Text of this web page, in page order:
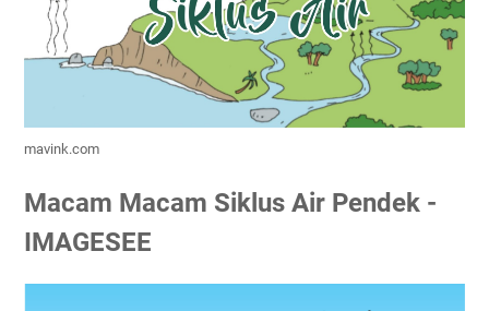
mavink.com
Macam Macam Siklus Air Pendek -
IMAGESEE